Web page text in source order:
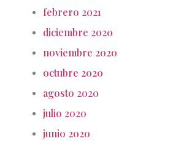
febrero 2021
diciembre 2020
noviembre 2020
octubre 2020
agosto 2020
julio 2020
junio 2020